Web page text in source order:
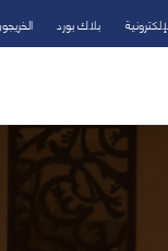
بلاك بورد